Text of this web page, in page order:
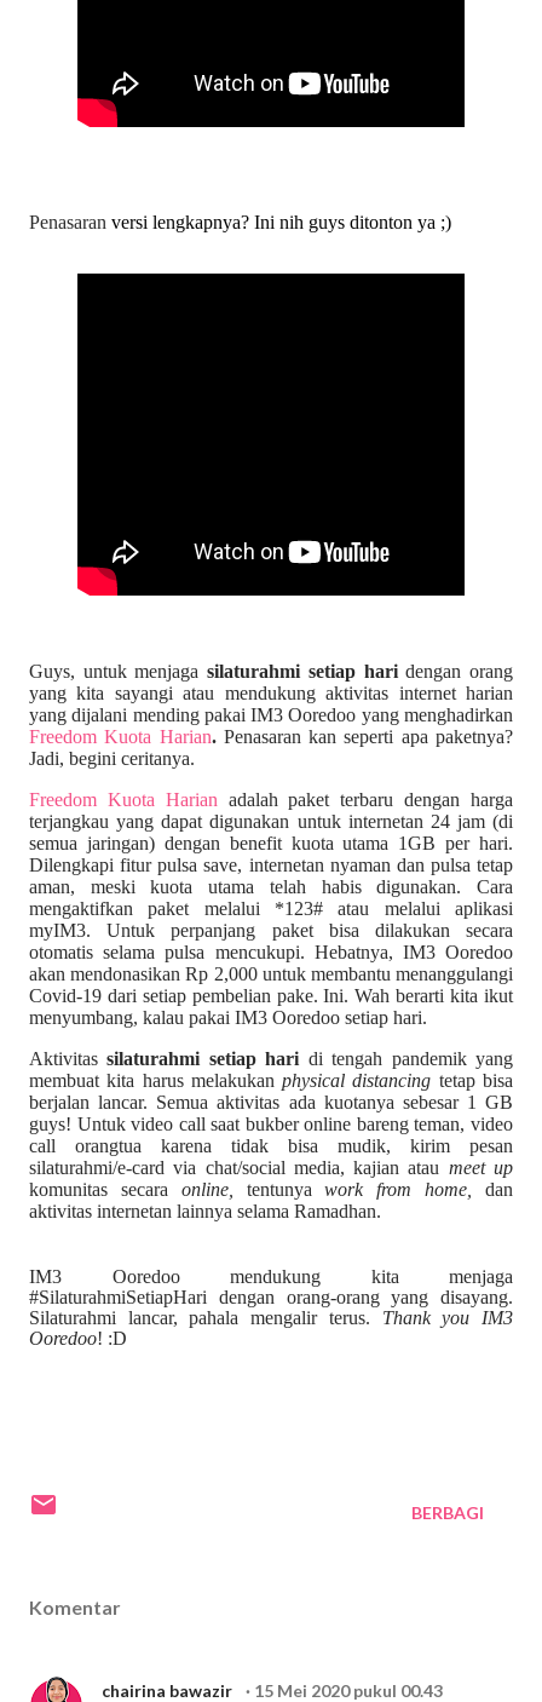
Penasaran versi lengkapnya? Ini nih guys ditonton ya ;)
Guys, untuk menjagasilaturahmi setiap haridengan orang
yang kita sayangi atau mendukung aktivitas internet harian
yang dijalani mending pakai IM3 Ooredoo yang menghadirkan
Freedom Kuota Harian. Penasaran kan seperti apa paketnya?
Jadi, begini ceritanya.
Freedom Kuota Harian adalah paket terbaru dengan harga
terjangkau yang dapat digunakan untuk internetan 24 jam (di
semua jaringan) dengan benefit kuota utama 1GB per hari.
Dilengkapi fitur pulsa save, internetan nyaman dan pulsa tetap
aman, meski kuota utama telah habis digunakan. Cara
mengaktifkan paket melalui *123# atau melalui aplikasi
myIM3. Untuk perpanjang paket bisa dilakukan secara
otomatis selama pulsa mencukupi. Hebatnya, IM3 Ooredoo
akan mendonasikan Rp 2,000 untuk membantu menanggulangi
Covid-19 dari setiap pembelian pake. Ini. Wah berarti kita ikut
menyumbang, kalau pakai IM3 Ooredoo setiap hari.
Aktivitassilaturahmi setiap hari di tengah pandemik yang
membuat kita harus melakukanphysical distancing tetap bisa
berjalan lancar. Semua aktivitas ada kuotanya sebesar 1 GB
guys! Untuk video call saat bukber online bareng teman, video
call orangtua karena tidak bisa mudik, kirim pesan
silaturahmi/e-card via chat/social media, kajian atau meet up
komunitas secara online, tentunyawork from home,
dan
aktivitas internetan lainnya selama Ramadhan.
IM3 Ooredoo mendukung kita menjaga
#SilaturahmiSetiapHari dengan orang-orang yang disayang.
Silaturahmi lancar, pahala mengalir terus. Thank you IM3
Ooredoo! :D
BERBAGI
Komentar
chairina bawazir 15 Mei 2020 pukul 00.43